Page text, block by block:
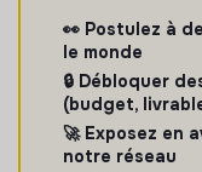
👀 Postulez à
le monde
🔒 Débloquer
(budget,
🚀 Exposez en
notre réseau